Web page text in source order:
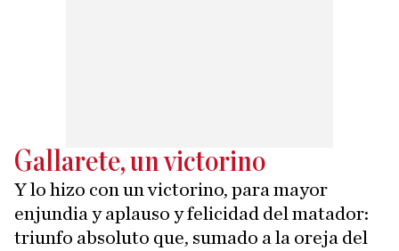
Gallarete, un victorino
Y lo hizo con un victorino, para mayor
enjundia y aplauso y felicidad del matador:
triunfo absoluto que, sumado a la oreja del